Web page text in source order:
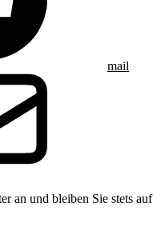
mail
an und bleiben Sie stets auf